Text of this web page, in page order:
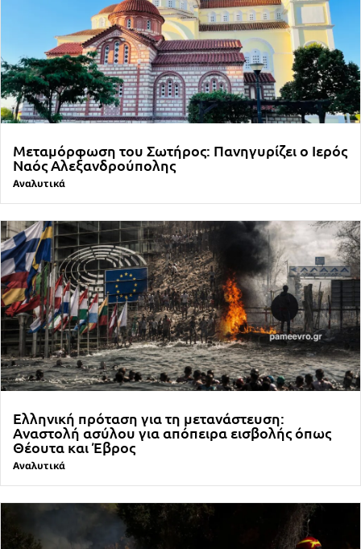
Μεταμόρφωση του Σωτήρος: Πανηγυρίζει ο Ιερός
Ναός Αλεξανδρούπολης
Αναλυτικά
Ελληνική πρόταση για τη μετανάστευση:
Αναστολή ασύλου για απόπειρα εισβολής όπως
Θέουτα και Έβρος
Αναλυτικά